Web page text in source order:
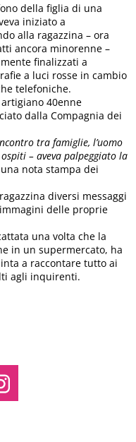
della figlia di una
iniziato a
alla ragazzina – ora
ancora minorenne –
finalizzati a
a luci rosse in cambio
telefoniche.
artigiano 40enne
dalla Compagnia dei
tra famiglie, l’uomo
– aveva palpeggiato la
nota stampa dei
diversi messaggi
delle proprie
una volta che la
in un supermercato, ha
a raccontare tutto ai
agli inquirenti.